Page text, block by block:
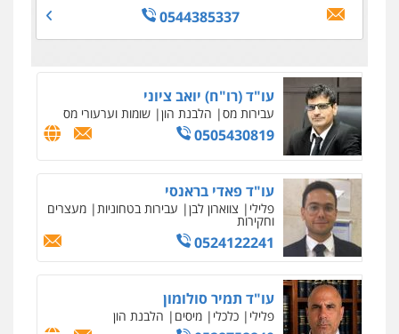
0544385337
עו"ד (רו"ח) יואב ציוני
עבירות מס הלבנת הון שומות וערעורי מס
0505430819
עו"ד פאדי בראנסי
פלילי צווארון לבן עבירות בטחוניות מעצרים
וחקירות
0524122241
עו"ד תמיר סולומון
פלילי כלכלי מיסים הלבנת הון